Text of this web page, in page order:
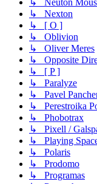
↳ Nexton
↳ [ O ]
↳ Oblivion
↳ Oliver Meres
↳ Opposite
↳ [ P ]
↳ Paralyze
↳ Pavel
↳ Perestroika
↳ Phobotrax
↳ Pixell /
↳ Playing
↳ Polaris
↳ Prodomo
↳ Programas